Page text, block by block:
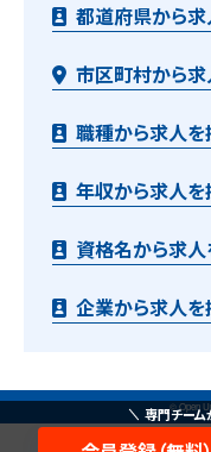
都道府県から求
市区町村から求
職種から求人を
年収から求人を
資格名から求人
企業から求人を
© Open
専門チー